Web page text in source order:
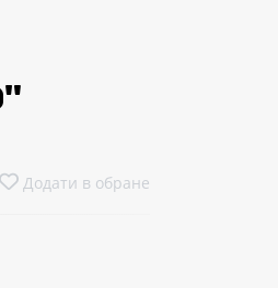
Додати в обране